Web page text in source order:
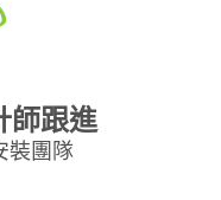
師跟進
裝團隊